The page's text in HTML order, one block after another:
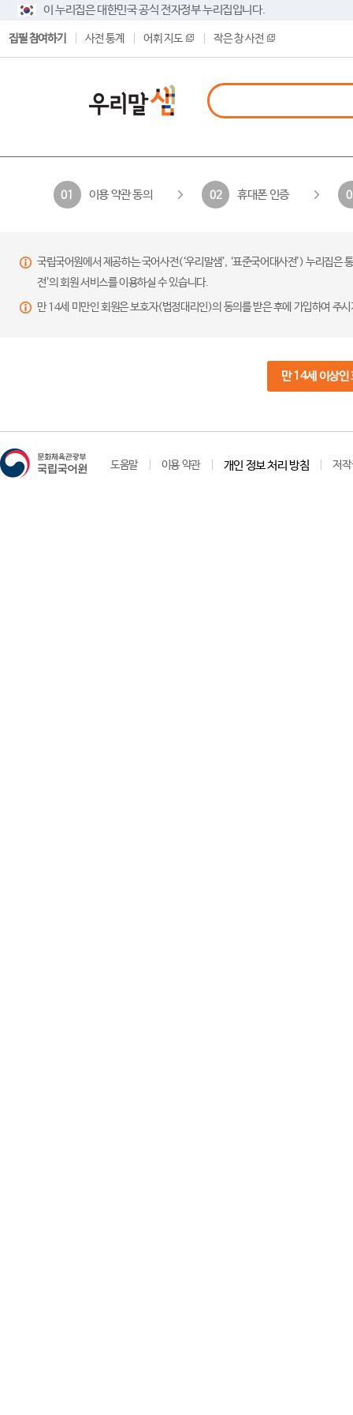
이 누리집은 대한민국 공식 전자정부 누리집입니다.
집필 참여하기 사전 통계 어휘 지도 작은 창 사전
01 이용 약관 동의 02 휴대폰 인증
국립국어원에서 제공하는 국어사전(‘우리말샘’, ‘표준국어대사전’) 누리집
전’의 회원 서비스를 이용하실 수 있습니다.
만 14세 미만인 회원은 보호자(법정대리인)의 동의를 받은 후에 가입하여 주
만 14세 이상인
도움말 이용 약관 개인 정보 처리 방침 저